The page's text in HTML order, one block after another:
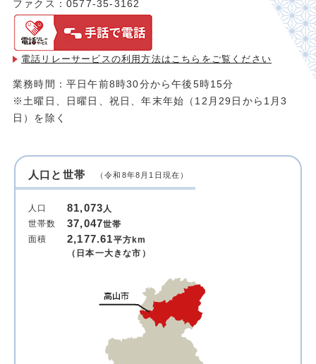
ファクス：0577-35-3162
電話リレーサービスの利用方法は こちらをご覧ください
業務時間：平日午前8時30分から午後5時15分
※土曜日、日曜日、祝日、年末年始（12月29日から1月3
日）を除く
人口と世帯 （令和8年8月1日現在）
人口 81,073人
世帯数
37,047世帯
面積
2,177.61平方km
（日本一大きな市）